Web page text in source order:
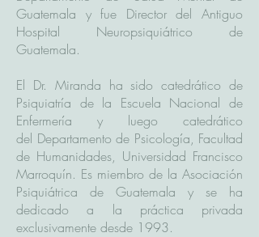
Guatemala y fue Director del Antiguo
Hospital Neuropsiquiátrico de
Guatemala.
El Dr. Miranda ha sido catedrático de
Psiquiatría de la Escuela Nacional de
Enfermería y luego catedrático
del Departamento de Psicología, Facultad
de Humanidades, Universidad Francisco
Marroquín. Es miembro de la Asociación
Psiquiátrica de Guatemala y se ha
dedicado a la práctica privada
exclusivamente desde 1993.